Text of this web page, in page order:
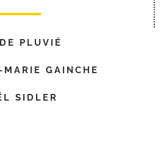
PLUVIÉ
GAINCHE
SIDLER